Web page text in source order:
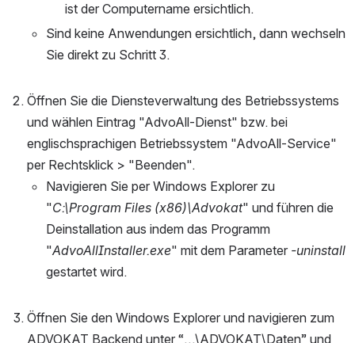
ist der Computername ersichtlich.
Sind keine Anwendungen ersichtlich, dann wechseln
Sie direkt zu Schritt 3.
Öffnen Sie die Diensteverwaltung des Betriebssystems
und wählen Eintrag "AdvoAll-Dienst" bzw. bei
englischsprachigen Betriebssystem "AdvoAll-Service"
per Rechtsklick > "Beenden".
Navigieren Sie per Windows Explorer zu
"C:\Program Files (x86)\Advokat" und führen die
Deinstallation aus indem das Programm
"AdvoAllInstaller.exe" mit dem Parameter -uninstall
gestartet wird.
Öffnen Sie den Windows Explorer und navigieren zum
ADVOKAT Backend unter “…\ADVOKAT\Daten” und